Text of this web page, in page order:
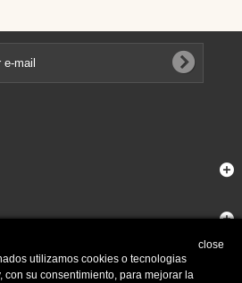
close
utilizamos cookies o tecnologias
con su consentimiento, para mejorar la